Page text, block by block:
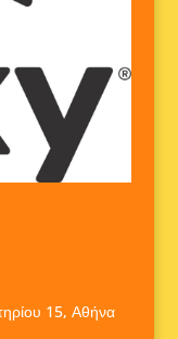
15, Αθήνα